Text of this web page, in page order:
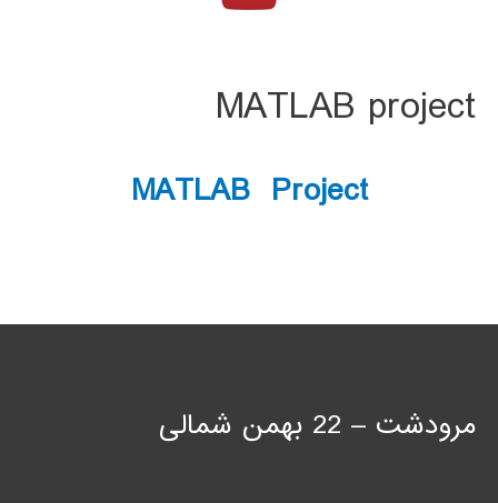
MATLAB project
MATLAB Project
مرودشت – 22 بهمن شمالی